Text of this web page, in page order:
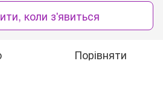
коли з'явиться
Порівняти